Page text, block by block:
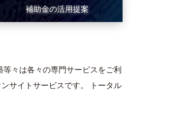
補助金の活用提案
々は各々の専門サービスをご利
サイトサービスです。 トータル